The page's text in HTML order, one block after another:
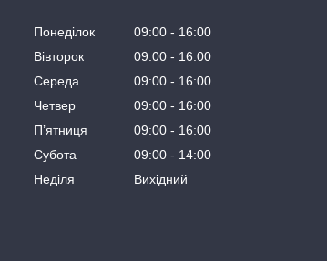
Понеділок 09:00
16:00
Вівторок
09:00
16:00
Середа
09:00
16:00
Четвер
09:00
16:00
Пʼятниця
09:00
16:00
Субота
09:00
14:00
Неділя
Вихідний